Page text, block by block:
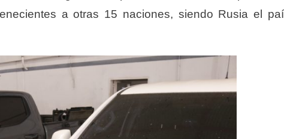
a otras 15 naciones, siendo Rusia el